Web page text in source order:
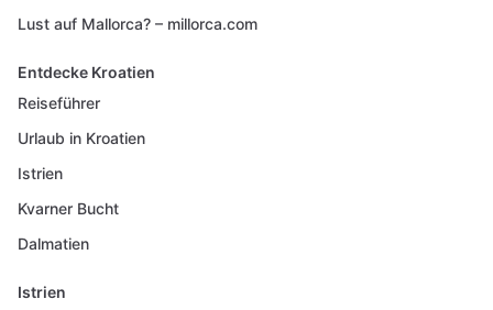
Lust auf Mallorca? – millorca.com
Entdecke Kroatien
Reiseführer
Urlaub in Kroatien
Istrien
Kvarner Bucht
Dalmatien
Istrien